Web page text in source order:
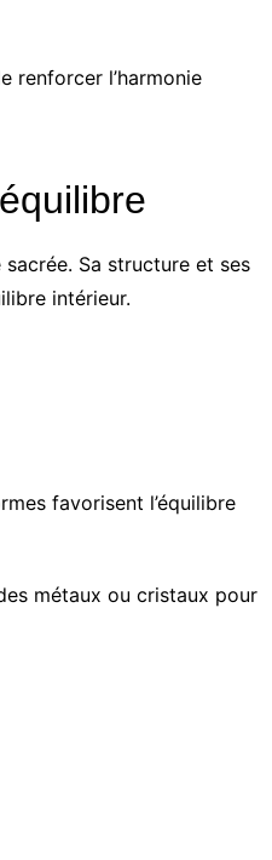
renforcer l’harmonie
Sa structure et ses
intérieur.
favorisent l’équilibre
métaux ou cristaux pour